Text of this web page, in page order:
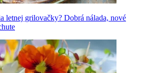
letnej grilovačky? Dobrá nálada, nové